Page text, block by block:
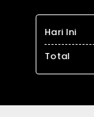
Hari Ini
Total